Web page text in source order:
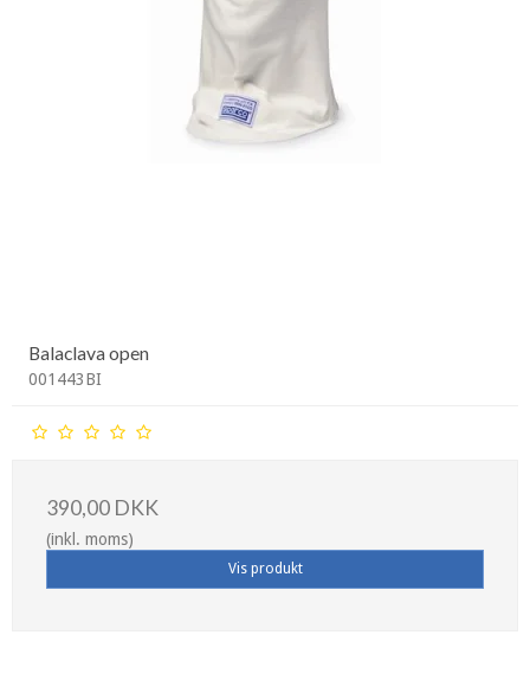
Balaclava open
001443BI
390,00 DKK
(inkl. moms)
Vis produkt